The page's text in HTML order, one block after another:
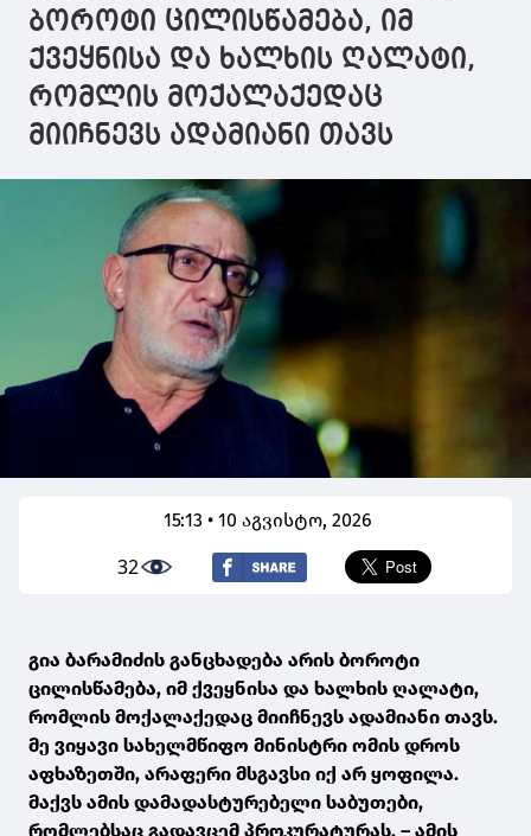
ბოროტი ცილისწამება, იმ
ქვეყნისა და ხალხის ღალატი,
რომლის მოქალაქედაც
მიიჩნევს ადამიანი თავს
15:13 • 10 აგვისტო, 2026
32
გია ბარამიძის განცხადება არის ბოროტი
ცილისწამება, იმ ქვეყნისა და ხალხის ღალატი,
რომლის მოქალაქედაც მიიჩნევს ადამიანი თავს.
მე ვიყავი სახელმწიფო მინისტრი ომის დროს
აფხაზეთში, არაფერი მსგავსი იქ არ ყოფილა.
მაქვს ამის დამადასტურებელი საბუთები,
რომლებსაც გადავცემ პროკურატურას, – ამის